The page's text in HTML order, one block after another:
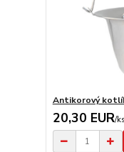
Antikorový
20,30 EUR/ks